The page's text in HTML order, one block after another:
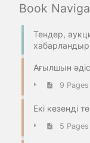
Book
Тендер,
Ағылшын
9 Pages
Екі кезеңді
5 Pages